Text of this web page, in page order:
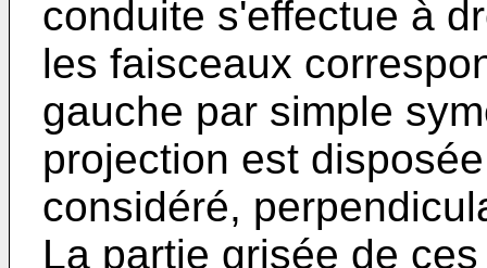
conduite s'effectue à
les faisceaux
gauche par simple
projection est
considéré,
La partie grisée de